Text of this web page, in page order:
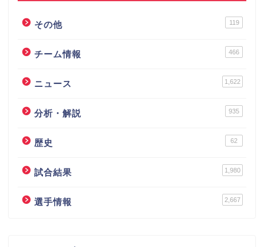
その他 119
チーム情報 466
ニュース 1,622
分析・解説 935
歴史 62
試合結果 1,980
選手情報 2,667